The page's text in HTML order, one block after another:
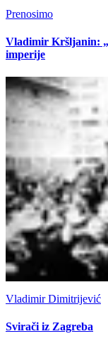
Prenosimo
Vladimir Kršljanin:
imperije
Vladimir Dimitrijević
Svirači iz Zagreba